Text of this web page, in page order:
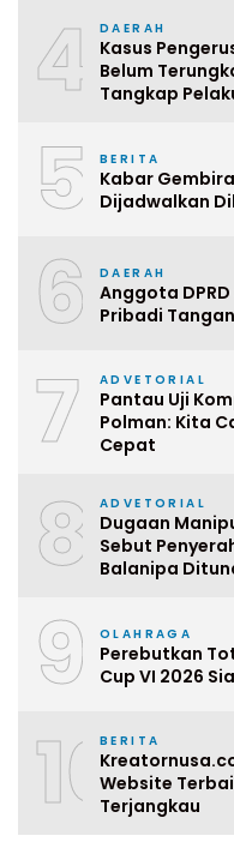
4 DAERAH
Kasus
Belum
Tangkap
5 BERITA
Kabar
Dijadwalkan
6 DAERAH
Anggota
Pribadi
7 ADVETORIAL
Pantau Uji
Polman: Kita
Cepat
8 ADVETORIAL
Dugaan
Sebut
Balanipa
9 OLAHRAGA
Perebutkan
Cup VI 2026
10BERITA
Website
Terjangkau